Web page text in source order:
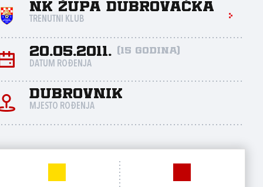
NK Župa dubrovačka
TRENUTNI KLUB
20.05.2011. (15 godina)
DATUM ROĐENJA
Dubrovnik
MJESTO ROĐENJA